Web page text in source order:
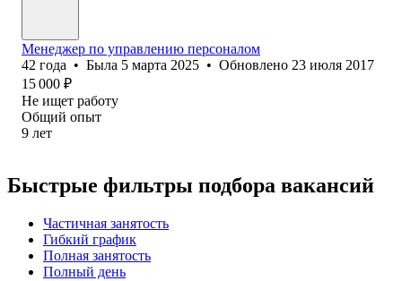
Менеджер по управлению персоналом
42 года • Была 5 марта 2025 • Обновлено 23 июля 2017
15 000 ₽
Не ищет работу
Общий опыт
9 лет
Быстрые фильтры подбора вакансий
Частичная занятость
Гибкий график
Полная занятость
Полный день